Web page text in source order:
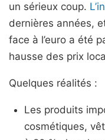
un sérieux coup.
dernières années,
face à l’euro a été
hausse des prix
Quelques réalités :
Les produits
cosmétiques,